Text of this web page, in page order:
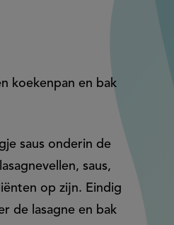
koekenpan en bak
saus onderin de
saus,
op zijn. Eindig
de lasagne en bak